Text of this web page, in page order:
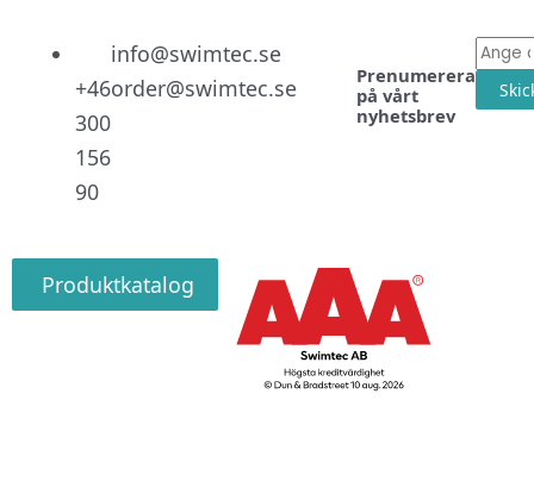
+46
300
156
90
info@swimtec.se
order@swimtec.se
Prenumerera
på vårt
nyhetsbrev
E-
post
Produktkatalog